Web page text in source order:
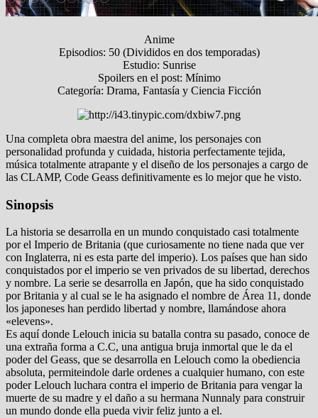
Anime
Episodios: 50 (Divididos en dos temporadas)
Estudio: Sunrise
Spoilers en el post: Mínimo
Categoría: Drama, Fantasía y Ciencia Ficción
Una completa obra maestra del anime, los personajes con
personalidad profunda y cuidada, historia perfectamente tejida,
música totalmente atrapante y el diseño de los personajes a cargo de
las CLAMP, Code Geass definitivamente es lo mejor que he visto.
Sinopsis
La historia se desarrolla en un mundo conquistado casi totalmente
por el Imperio de Britania (que curiosamente no tiene nada que ver
con Inglaterra, ni es esta parte del imperio). Los países que han sido
conquistados por el imperio se ven privados de su libertad, derechos
y nombre. La serie se desarrolla en Japón, que ha sido conquistado
por Britania y al cual se le ha asignado el nombre de Área 11, donde
los japoneses han perdido libertad y nombre, llamándose ahora
«elevens».
Es aquí donde Lelouch inicia su batalla contra su pasado, conoce de
una extraña forma a C.C, una antigua bruja inmortal que le da el
poder del Geass, que se desarrolla en Lelouch como la obediencia
absoluta, permiteindole darle ordenes a cualquier humano, con este
poder Lelouch luchara contra el imperio de Britania para vengar la
muerte de su madre y el daño a su hermana Nunnaly para construir
un mundo donde ella pueda vivir feliz junto a el.